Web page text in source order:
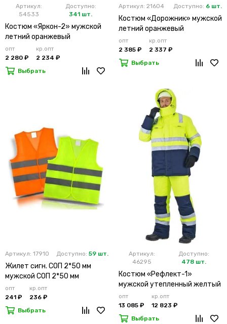
Артикул:
54533
Доступно:
341 шт.
Костюм «Яркон-2» мужской
летний оранжевый
опт
2 280 ₽
кр.опт
2 234 ₽
Выбрать
Артикул: 21604 Доступно: 6 шт.
Костюм «Дорожник» мужской
летний оранжевый
опт
2 385 ₽
кр.опт
2 337 ₽
Выбрать
Артикул: 17910 Доступно: 59 шт.
Жилет сигн. СОП 2*50 мм
мужской СОП 2*50 мм
опт
241 ₽
кр.опт
236 ₽
Выбрать
Артикул:
46295
Доступно:
478 шт.
Костюм «Рефлект-1»
мужской утепленный желтый
с п/к
опт
13 085 ₽
кр.опт
12 823 ₽
Выбрать